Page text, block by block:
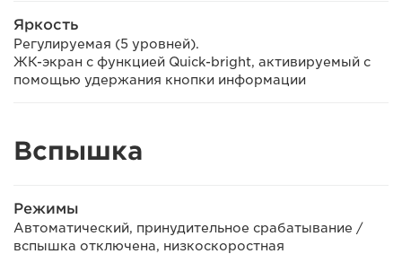
Яркость
Регулируемая (5 уровней).
ЖК-экран с функцией Quick-bright, активируемый с
помощью удержания кнопки информации
Вспышка
Режимы
Автоматический, принудительное срабатывание /
вспышка отключена, низкоскоростная